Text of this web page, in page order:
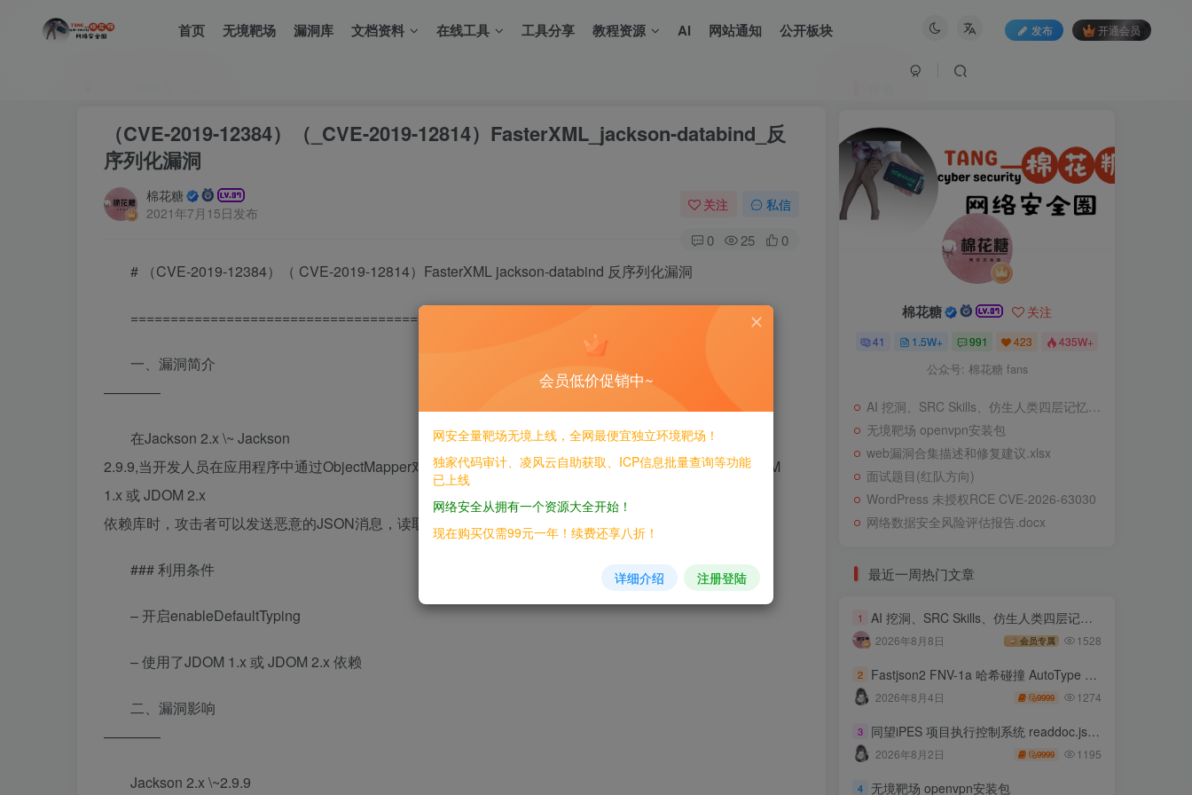
首页 无境靶场 漏洞库 文档资料 在线工具 工具分享 教程资源 AI 网站通知 公开板块 发布 开通会员
（CVE-2019-12384）（_CVE-2019-12814）FasterXML_jackson-databind_反
序列化漏洞
棉花糖
2021年7月15日发布
关注 私信
0 25 0
# （CVE-2019-12384）（ CVE-2019-12814）FasterXML jackson-databind 反序列化漏洞
====================================
一、漏洞简介
————
在Jackson 2.x \~ Jackson
2.9.9,当开发人员在应用程序中通过ObjectMapper对象调用enableDefaultTyping方法并且服务端使用了JDOM
1.x 或 JDOM 2.x
依赖库时，攻击者可以发送恶意的JSON消息，读取远程服务器上的任意文件。
### 利用条件
– 开启enableDefaultTyping
– 使用了JDOM 1.x 或 JDOM 2.x 依赖
二、漏洞影响
————
Jackson 2.x \~2.9.9
棉花糖 关注
41 1.5W+ 991 423 435W+
公众号: 棉花糖 fans
AI 挖洞、SRC Skills、仿生人类四层记忆系统
无境靶场 openvpn安装包
web漏洞合集描述和修复建议.xlsx
面试题目(红队方向)
WordPress 未授权RCE CVE-2026-63030
网络数据安全风险评估报告.docx
最近一周热门文章
1 AI 挖洞、SRC Skills、仿生人类四层记忆系统
2026年8月8日 会员专属 1528
2 Fastjson2 FNV-1a 哈希碰撞 AutoType 绕过远程代码执行
2026年8月4日 9999 1274
3 同望iPES 项目执行控制系统 readdoc.jsp存在任意文件读取
2026年8月2日 9999 1195
4 无境靶场 openvpn安装包
会员低价促销中~
网安全量靶场无境上线，全网最便宜独立环境靶场！
独家代码审计、凌风云自助获取、ICP信息批量查询等功能
已上线
网络安全从拥有一个资源大全开始！
现在购买仅需99元一年！续费还享八折！
详细介绍 注册登陆